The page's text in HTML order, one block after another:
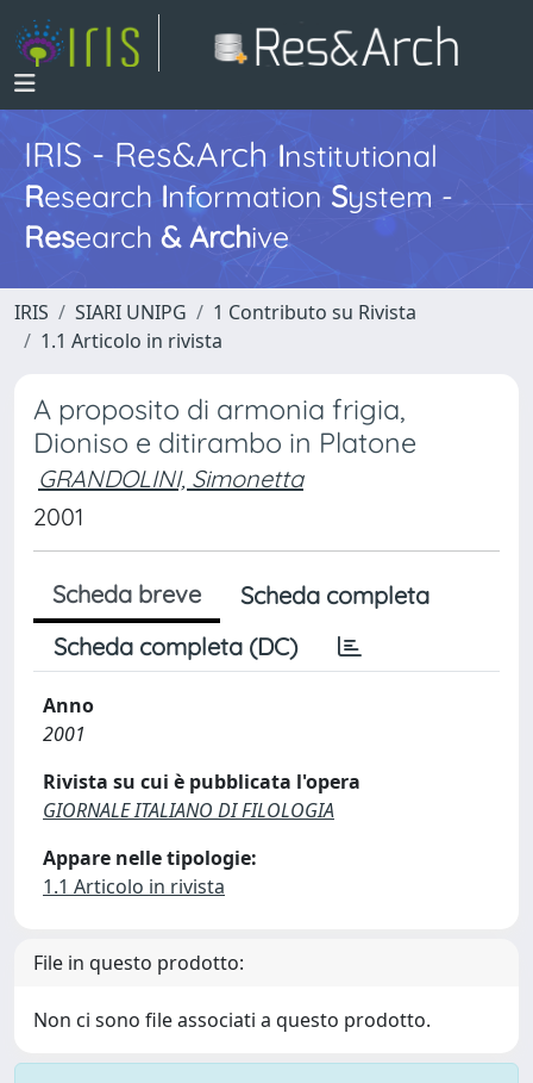
IRIS - Res&ArchInstitutional
Research InformationSystem -
Research & Archive
IRIS SIARI UNIPG
1 Contributo su Rivista
1.1 Articolo in rivista
A proposito di armonia frigia,
Dioniso e ditirambo in Platone
GRANDOLINI, Simonetta
2001
Scheda breve
Scheda completa
Scheda completa (DC)
Anno
2001
Rivista su cui è pubblicata l'opera
GIORNALE ITALIANO DI FILOLOGIA
Appare nelle tipologie:
1.1 Articolo in rivista
File in questo prodotto:
Non ci sono file associati a questo prodotto.